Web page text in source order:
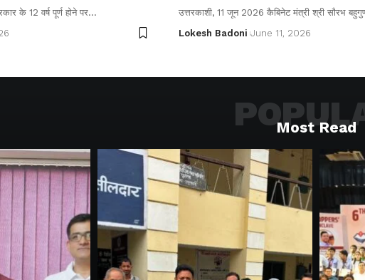
के 12 वर्ष पूर्ण होने पर…
उत्तरकाशी, 11 जून 2026 कैबिनेट मंत्री श्री सौरभ
Lokesh Badoni June 11, 2026
Most Read